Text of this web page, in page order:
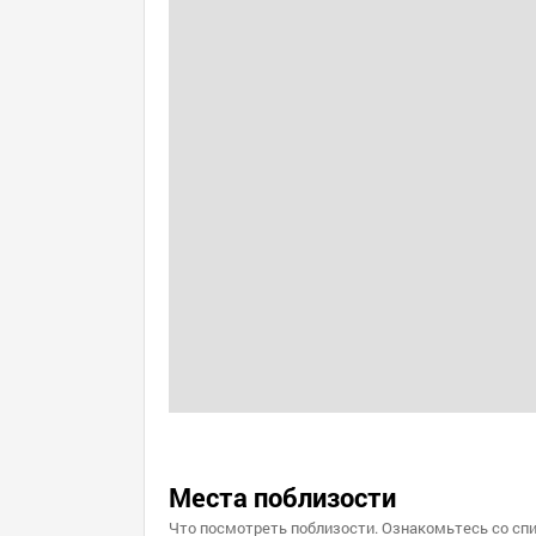
Места поблизости
Что посмотреть поблизости. Ознакомьтесь со